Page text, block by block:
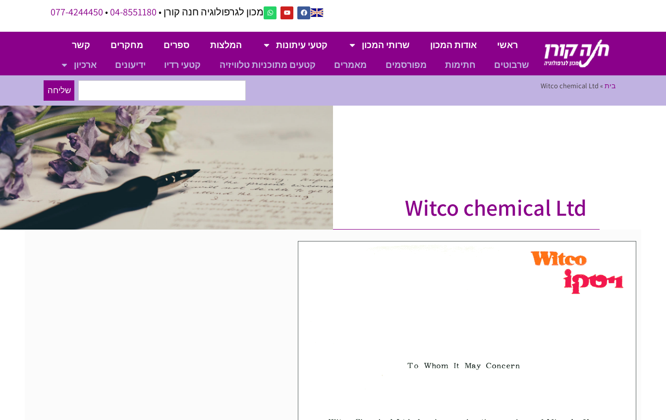
מכון לגרפולוגיה חנה קורן •04-8551180
•
077-4244450
ראשי אודות המכון שרותי המכון קטעי עיתונות המלצות ספרים מחקרים
קשר
שרבוטים
חתימות מפורסמים מאמרים קטעים מתוכניות טלוויזיה קטעי רדיו ידיעונים ארכיון
בית »
Witco chemical Ltd שליחה
Witco chemical Ltd